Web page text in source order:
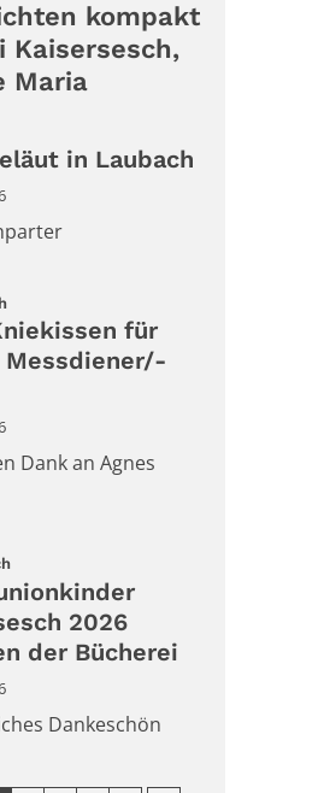
kompakt
Kaisersesch,
Maria
in Laubach
:
für
Messdiener/-
Dank an Agnes
:
2026
der Bücherei
Dankeschön